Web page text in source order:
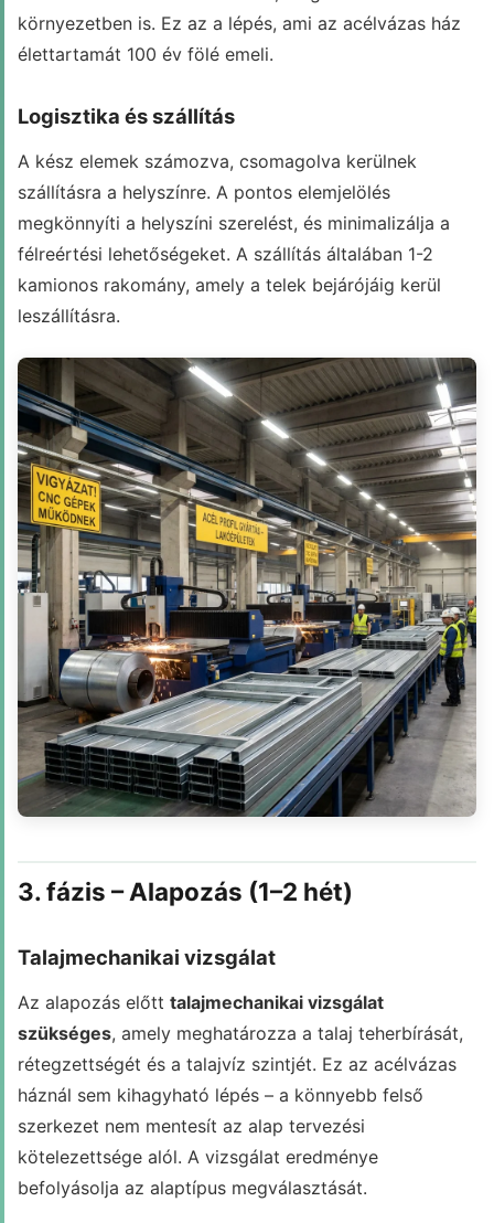
környezetben is. Ez az a lépés, ami az acélvázas ház
élettartamát 100 év fölé emeli.
Logisztika és szállítás
A kész elemek számozva, csomagolva kerülnek
szállításra a helyszínre. A pontos elemjelölés
megkönnyíti a helyszíni szerelést, és minimalizálja a
félreértési lehetőségeket. A szállítás általában 1-2
kamionos rakomány, amely a telek bejárójáig kerül
leszállításra.
3. fázis – Alapozás (1–2 hét)
Talajmechanikai vizsgálat
Az alapozás előtt talajmechanikai vizsgálat
szükséges, amely meghatározza a talaj teherbírását,
rétegzettségét és a talajvíz szintjét. Ez az acélvázas
háznál sem kihagyható lépés – a könnyebb felső
szerkezet nem mentesít az alap tervezési
kötelezettsége alól. A vizsgálat eredménye
befolyásolja az alaptípus megválasztását.